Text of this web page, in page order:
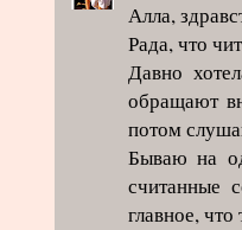
Алла,
Рада, что
Давно
обращают
потом
Бываю на
считанные
главное,